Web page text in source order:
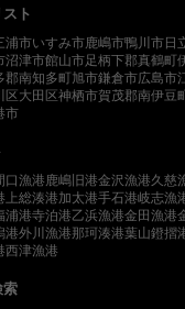
ト
浦市いすみ市鹿嶋市鴨川市 日
沼津市館山市足柄下郡真鶴町
郡南知多町旭市鎌倉市広島市
区 大田区神栖市賀茂郡南伊豆
市
口漁港鹿嶋旧港金沢漁港久慈
上総湊港加太港手石港岐志漁
浦港寺泊港乙浜漁港金田漁港
港外川漁港那珂湊港葉山鐙摺
西津漁港
索